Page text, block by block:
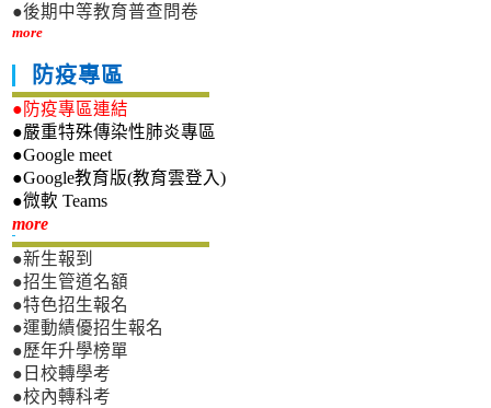
●後期中等教育普查問卷
more
防疫專區
●防疫專區連結
●嚴重特殊傳染性肺炎專區
●Google meet
●Google教育版(教育雲登入)
●微軟 Teams
more新生專區
●新生報到
●招生管道名額
●特色招生報名
●運動績優招生報名
●歷年升學榜單
●日校轉學考
●校內轉科考